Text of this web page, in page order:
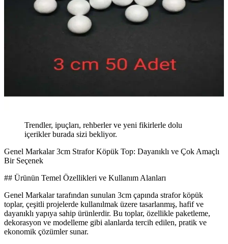
Trendler, ipuçları, rehberler ve yeni fikirlerle dolu
içerikler burada sizi bekliyor.
Genel Markalar 3cm Strafor Köpük Top: Dayanıklı ve Çok Amaçlı
Bir Seçenek
## Ürünün Temel Özellikleri ve Kullanım Alanları
Genel Markalar tarafından sunulan 3cm çapında strafor köpük
toplar, çeşitli projelerde kullanılmak üzere tasarlanmış, hafif ve
dayanıklı yapıya sahip ürünlerdir. Bu toplar, özellikle paketleme,
dekorasyon ve modelleme gibi alanlarda tercih edilen, pratik ve
ekonomik çözümler sunar.